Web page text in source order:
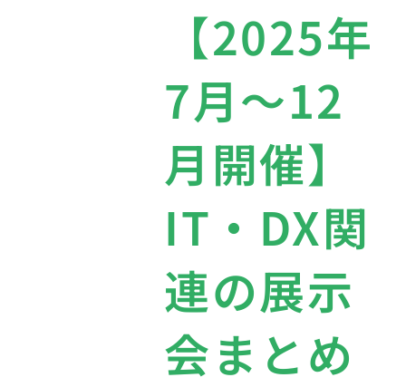
【2025年
7月〜12
月開催】
IT・DX関
連の展示
会まとめ